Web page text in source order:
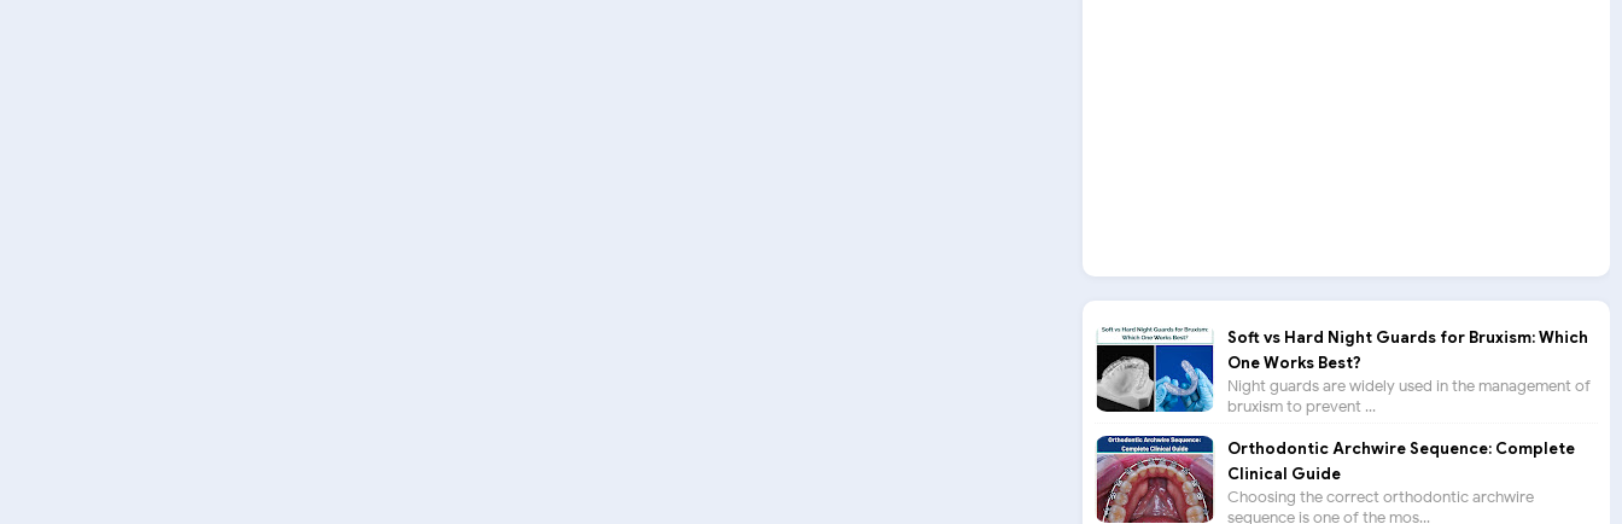
Soft vs Hard Night Guards for Bruxism: Which
One Works Best?
Night guards are widely used in the management of
bruxism to prevent ...
Orthodontic Archwire Sequence: Complete
Clinical Guide
Choosing the correct orthodontic archwire
sequence is one of the mos...